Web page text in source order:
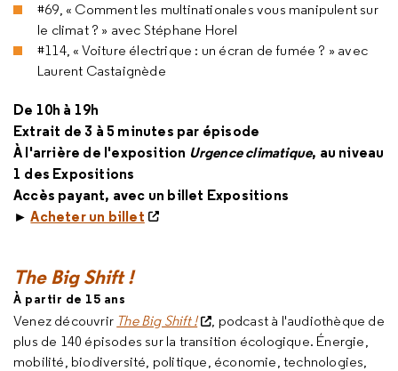
#69, « Comment les multinationales vous manipulent sur
le climat ? » avec Stéphane Horel
#114, « Voiture électrique : un écran de fumée ? » avec
Laurent Castaignède
De 10h à 19h
Extrait de 3 à 5 minutes par épisode
À l'arrière de l'exposition Urgence climatique, au niveau
1 des Expositions
Accès payant, avec un billet Expositions
►Acheter un billet
The Big Shift!
À partir de 15 ans
Venez découvrir The Big Shift !
, podcast à l'audiothèque de
plus de 140 épisodes sur la transition écologique. Énergie,
mobilité, biodiversité, politique, économie, technologies,